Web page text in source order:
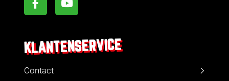
KLANTENSERVICE
Contact